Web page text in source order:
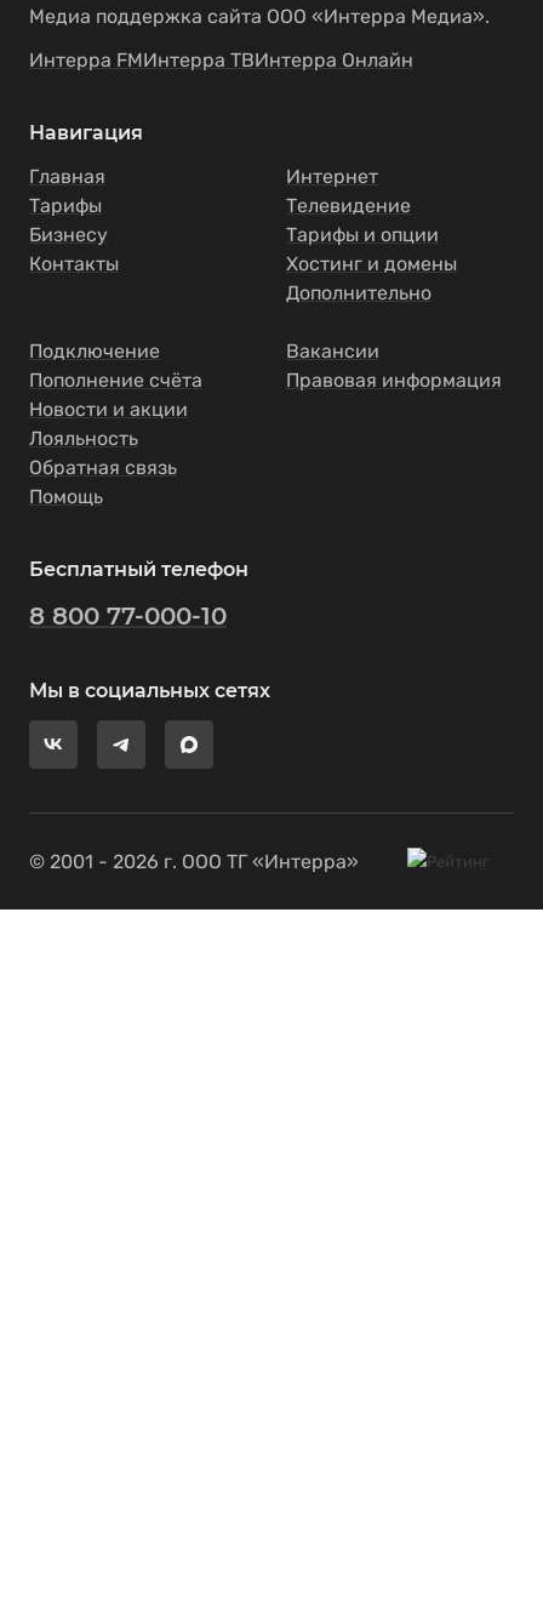
Медиа поддержка сайта ООО «Интерра Медиа».
Интерра FMИнтерра ТВИнтерра Онлайн
Навигация
Главная
Тарифы
Бизнесу
Контакты
Интернет
Телевидение
Тарифы и опции
Хостинг и домены
Дополнительно
Подключение
Пополнение счёта
Новости и акции
Лояльность
Обратная связь
Помощь
Вакансии
Правовая информация
Бесплатный телефон
8 800 77-000-10
Мы в социальных сетях
© 2001 - 2026 г. ООО ТГ «Интерра»